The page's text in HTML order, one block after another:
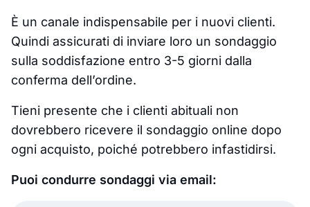
È un canale indispensabile per i nuovi clienti.
Quindi assicurati di inviare loro un sondaggio
sulla soddisfazione entro 3-5 giorni dalla
conferma dell’ordine.
Tieni presente che i clienti abituali non
dovrebbero ricevere il sondaggio online dopo
ogni acquisto, poiché potrebbero infastidirsi.
Puoi condurre sondaggi via email: